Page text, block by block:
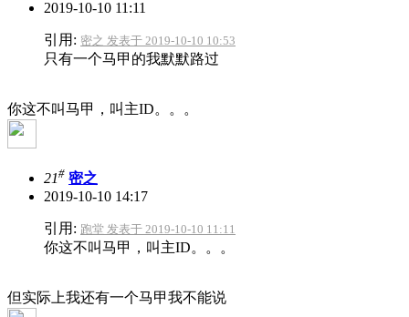
2019-10-10 11:11
引用: 密之 发表于 2019-10-10 10:53
只有一个马甲的我默默路过
你这不叫马甲，叫主ID。。。
21# 密之
2019-10-10 14:17
引用: 跑堂 发表于 2019-10-10 11:11
你这不叫马甲，叫主ID。。。
但实际上我还有一个马甲我不能说